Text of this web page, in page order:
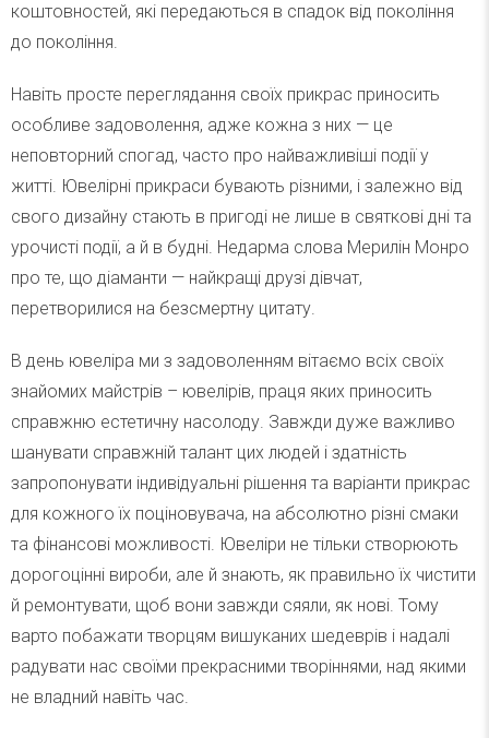
коштовностей, які передаються в спадок від покоління
до покоління.
Навіть просте переглядання своїх прикрас приносить
особливе задоволення, адже кожна з них — це
неповторний спогад, часто про найважливіші події у
житті. Ювелірні прикраси бувають різними, і залежно від
свого дизайну стають в пригоді не лише в святкові дні та
урочисті події, а й в будні. Недарма слова Мерилін Монро
про те, що діаманти — найкращі друзі дівчат,
перетворилися на безсмертну цитату.
В день ювеліра ми з задоволенням вітаємо всіх своїх
знайомих майстрів – ювелірів, праця яких приносить
справжню естетичну насолоду. Завжди дуже важливо
шанувати справжній талант цих людей і здатність
запропонувати індивідуальні рішення та варіанти прикрас
для кожного їх поціновувача, на абсолютно різні смаки
та фінансові можливості. Ювеліри не тільки створюють
дорогоцінні вироби, але й знають, як правильно їх чистити
й ремонтувати, щоб вони завжди сяяли, як нові. Тому
варто побажати творцям вишуканих шедеврів і надалі
радувати нас своїми прекрасними творіннями, над якими
не владний навіть час.